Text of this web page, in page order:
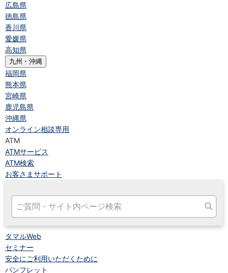
広島県
徳島県
香川県
愛媛県
高知県
九州・沖縄
福岡県
熊本県
宮崎県
鹿児島県
沖縄県
オンライン相談専用
ATM
ATMサービス
ATM検索
お客さまサポート
タマルWeb
セミナー
安全にご利用いただくために
パンフレット